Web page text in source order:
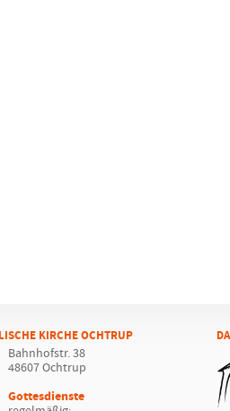
KIRCHE OCHTRUP
Bahnhofstr. 38
48607 Ochtrup
Gottesdienste